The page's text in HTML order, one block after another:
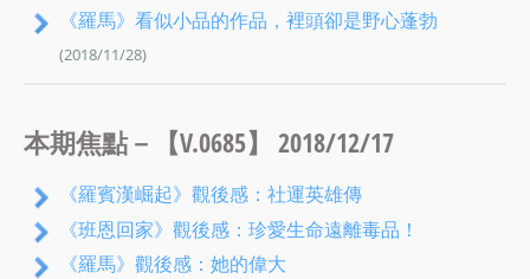
《羅馬》看似小品的作品，裡頭卻是野心蓬勃
(2018/11/28)
本期焦點－【V.0685】 2018/12/17
《羅賓漢崛起》觀後感：社運英雄傳
《班恩回家》觀後感：珍愛生命遠離毒品！
《羅馬》觀後感：她的偉大